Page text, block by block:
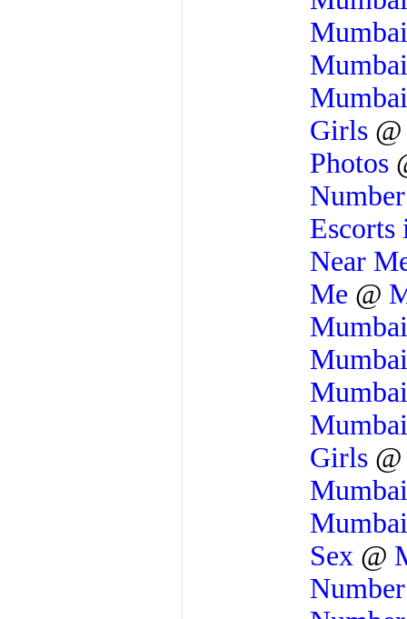
Girls
Photos
Near
Me @
Girls
Sex @